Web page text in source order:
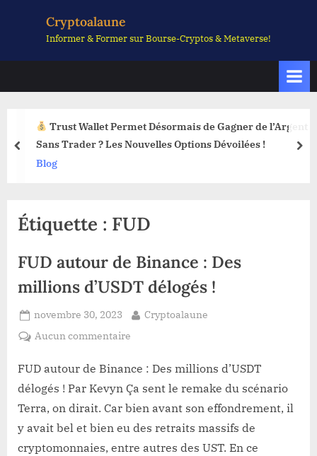
Cryptoalaune
Informer & Former sur Bourse-Cryptos & Metaverse!
Trust Wallet Permet Désormais de Gagner de l’Argent
Sans Trader ? Les Nouvelles Options Dévoilées !
Blog
prev
Étiquette : FUD
FUD autour de Binance : Des
millions d’USDT délogés !
Posted
on
novembre 30, 2023 By
Cryptoalaune
Aucun commentaire
autour
de
Des
millions
d’USDT
FUD autour de Binance : Des millions d’USDT
délogés ! Par Kevyn Ça sent le remake du scénario
Terra, on dirait. Car bien avant son effondrement, il
y avait bel et bien eu des retraits massifs de
cryptomonnaies, entre autres des UST. En ce